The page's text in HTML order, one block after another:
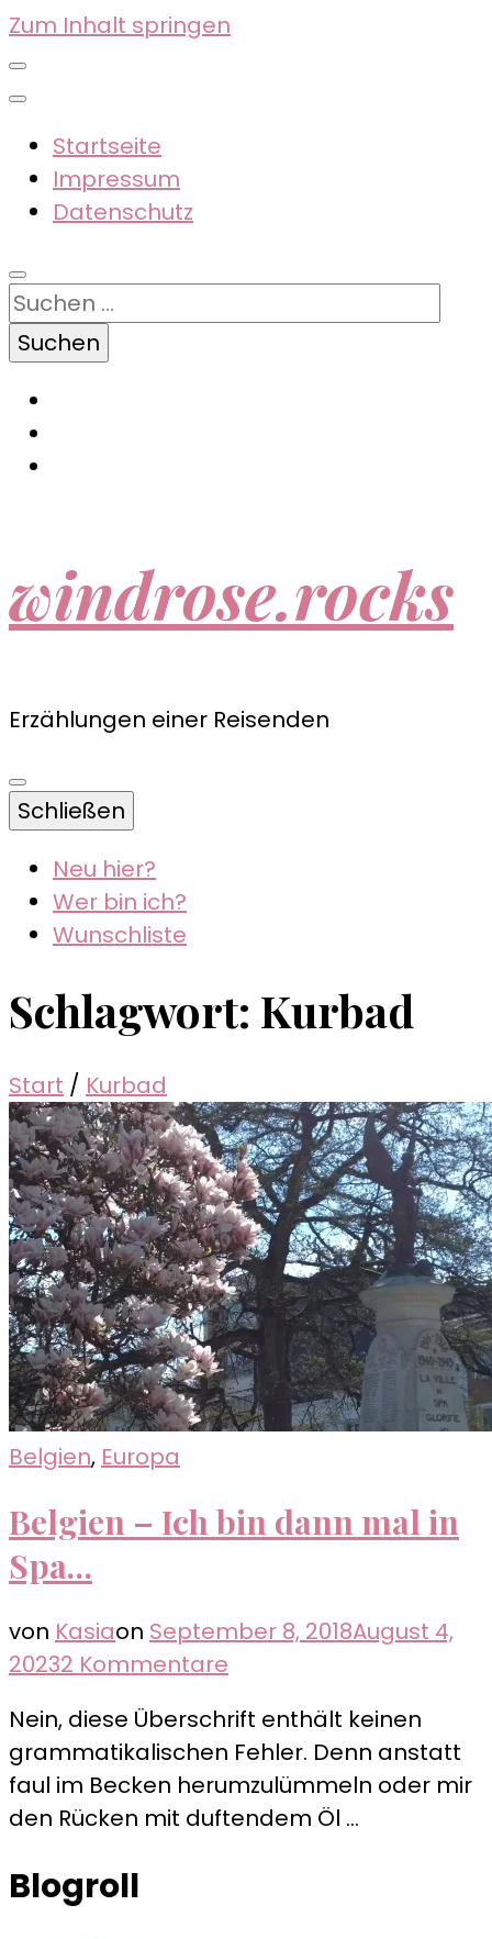
Zum Inhalt springen
Startseite
Impressum
Datenschutz
Suchen
nach:
windrose.rocks
Erzählungen einer Reisenden
Schließen
Neu hier?
Wer bin ich?
Wunschliste
Schlagwort: Kurbad
Start / Kurbad
Belgien, Europa
Belgien – Ich bin dann mal in
Spa…
von Kasiaon September 8, 2018August 4,
20232 Kommentare
–
Ich
bin
dann
Nein, diese Überschrift enthält keinen
grammatikalischen Fehler. Denn anstatt
faul im Becken herumzulümmeln oder mir
den Rücken mit duftendem Öl …
Blogroll